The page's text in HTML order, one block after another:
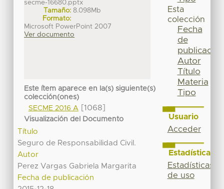
secme-16680.pptx
Tamaño: 8.098Mb
Formato:
Microsoft PowerPoint 2007
Ver documento
Este ítem aparece en la(s) siguiente(s)
colección(ones)
SECME 2016 A[1068]
Visualización del Documento
Título
Seguro de Responsabilidad Civil.
Autor
Perez Vargas Gabriela Margarita
Fecha de publicación
Esta
colección
Fecha
de
publicación
Autor
Título
Materia
Tipo
Usuario
Acceder
Estadísticas
Estadísticas
de uso